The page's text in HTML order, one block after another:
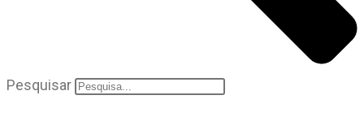
Pesquisar